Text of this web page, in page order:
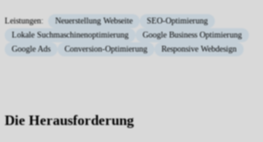
Leistungen: Neuerstellung Webseite
SEO-Optimierung
Lokale Suchmaschinenoptimierung
Google Business Optimierung
Google Ads
Conversion-Optimierung Responsive Webdesign
Die Herausforderung